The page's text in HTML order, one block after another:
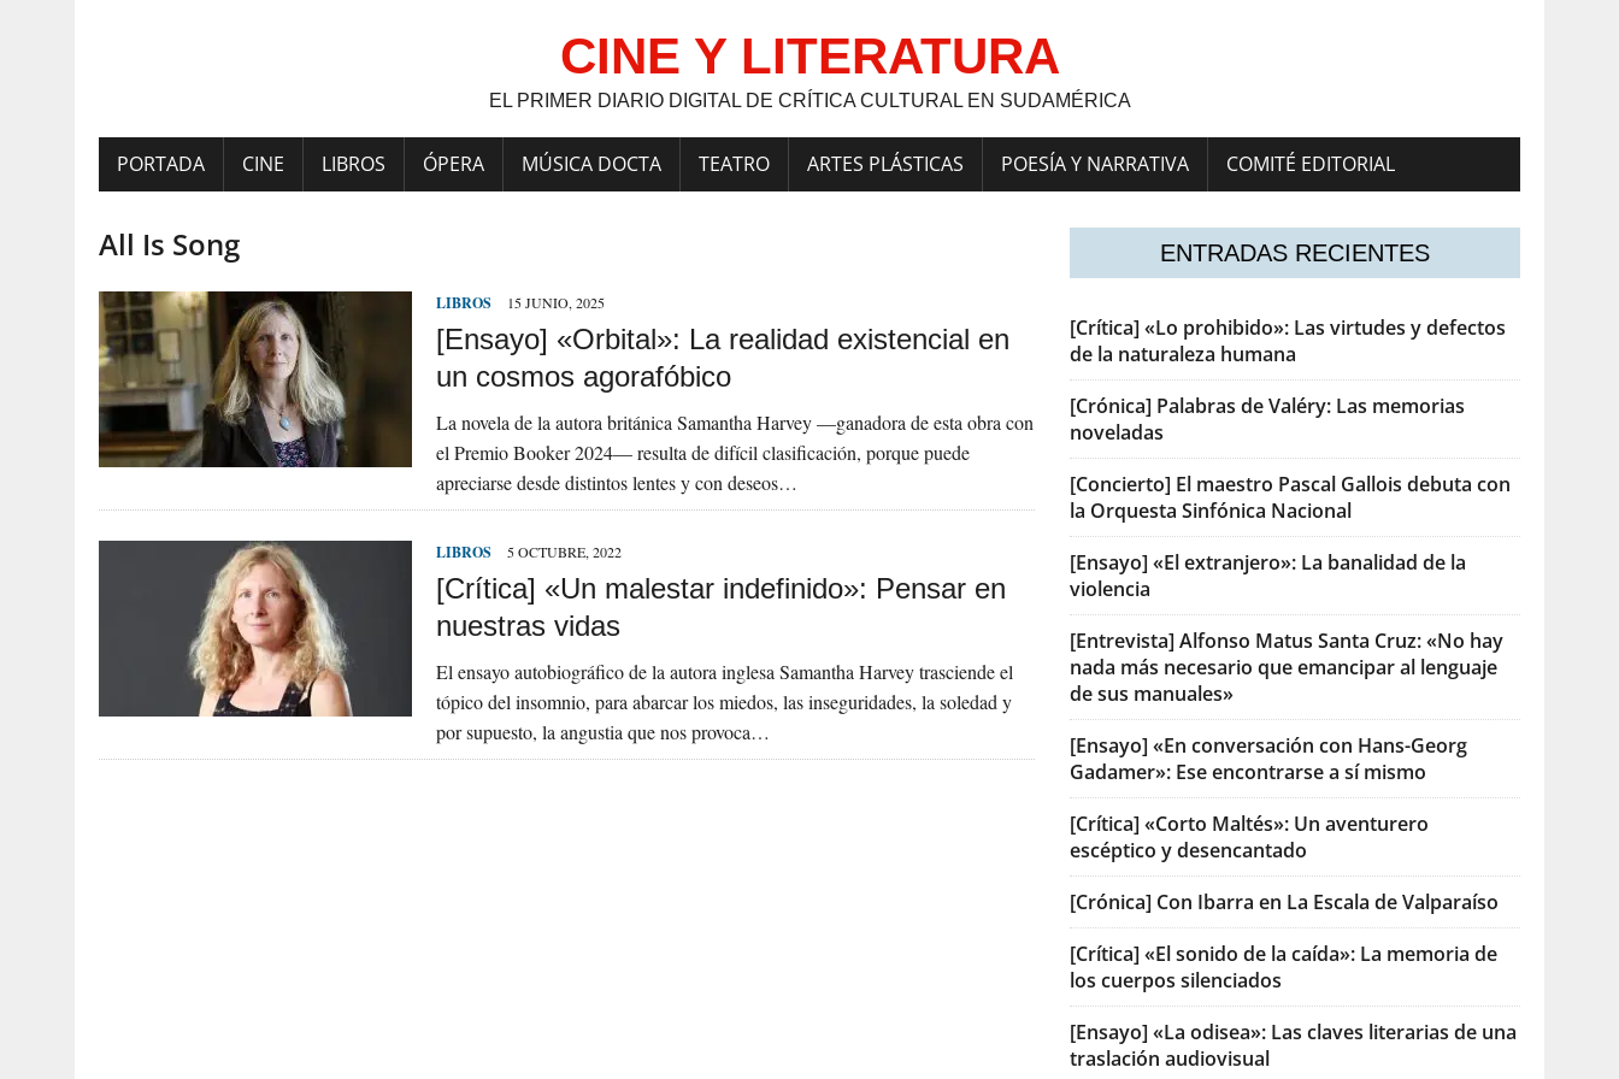
CINE Y LITERATURA
EL PRIMER DIARIO DIGITAL DE CRÍTICA CULTURAL EN SUDAMÉRICA
PORTADA CINE LIBROS ÓPERA MÚSICA DOCTA TEATRO ARTES PLÁSTICAS POESÍA Y NARRATIVA COMITÉ EDITORIAL
All Is Song
LIBROS 15 JUNIO, 2025
[Ensayo] «Orbital»: La realidad existencial en
un cosmos agorafóbico
La novela de la autora británica Samantha Harvey —ganadora de esta obra con
el Premio Booker 2024— resulta de difícil clasificación, porque puede
apreciarse desde distintos lentes y con deseos…
LIBROS 5 OCTUBRE, 2022
[Crítica] «Un malestar indefinido»: Pensar en
nuestras vidas
El ensayo autobiográfico de la autora inglesa Samantha Harvey trasciende el
tópico del insomnio, para abarcar los miedos, las inseguridades, la soledad y
por supuesto, la angustia que nos provoca…
ENTRADAS RECIENTES
[Crítica] «Lo prohibido»: Las virtudes y defectos
de la naturaleza humana
[Crónica] Palabras de Valéry: Las memorias
noveladas
[Concierto] El maestro Pascal Gallois debuta con
la Orquesta Sinfónica Nacional
[Ensayo] «El extranjero»: La banalidad de la
violencia
[Entrevista] Alfonso Matus Santa Cruz: «No hay
nada más necesario que emancipar al lenguaje
de sus manuales»
[Ensayo] «En conversación con Hans-Georg
Gadamer»: Ese encontrarse a sí mismo
[Crítica] «Corto Maltés»: Un aventurero
escéptico y desencantado
[Crónica] Con Ibarra en La Escala de Valparaíso
[Crítica] «El sonido de la caída»: La memoria de
los cuerpos silenciados
[Ensayo] «La odisea»: Las claves literarias de una
traslación audiovisual